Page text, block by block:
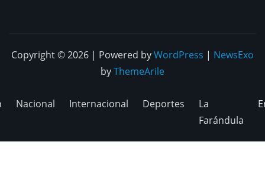
Copyright © 2026 | Powered byWordPress | NewsExo
byThemeArile
Nacional Internacional Deportes
La
Farándula